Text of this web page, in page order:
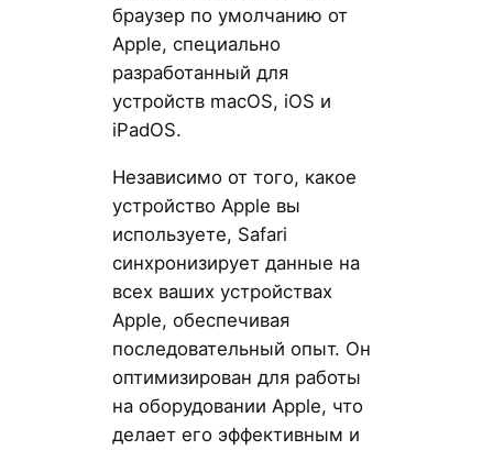
браузер по умолчанию от
Apple, специально
разработанный для
устройств macOS, iOS и
iPadOS.
Независимо от того, какое
устройство Apple вы
используете, Safari
синхронизирует данные на
всех ваших устройствах
Apple, обеспечивая
последовательный опыт. Он
оптимизирован для работы
на оборудовании Apple, что
делает его эффективным и